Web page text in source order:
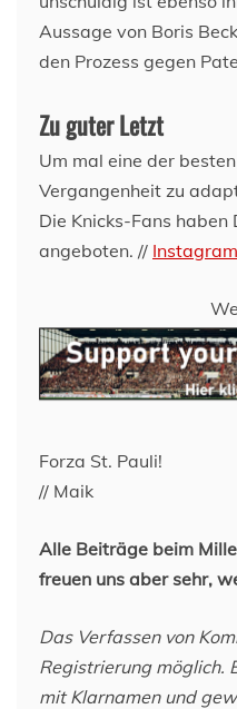
Aussage von Boris
den Prozess gegen
Zu guter Letzt
Um mal eine der besten
Vergangenheit zu
Die Knicks-Fans haben
angeboten. // Instagram
Forza St. Pauli!
// Maik
Alle Beiträge beim
freuen uns aber sehr,
Das Verfassen von
Registrierung möglich.
mit Klarnamen und